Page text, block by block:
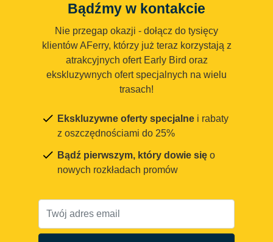
Bądźmy w kontakcie
Nie przegap okazji - dołącz do tysięcy
klientów AFerry, którzy już teraz korzystają z
atrakcyjnych ofert Early Bird oraz
ekskluzywnych ofert specjalnych na wielu
trasach!
Ekskluzywne oferty specjalne i rabaty
z oszczędnościami do 25%
Bądź pierwszym, który dowie się o
nowych rozkładach promów